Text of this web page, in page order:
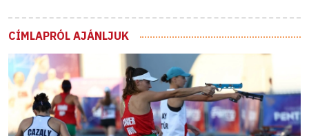
CÍMLAPRÓL AJÁNLJUK